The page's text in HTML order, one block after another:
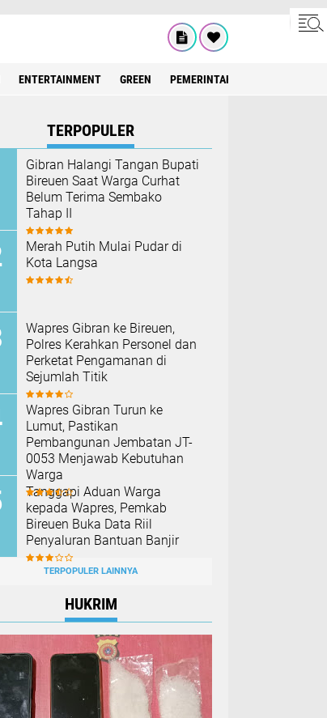
ENTERTAINMENT GREEN PEMERINTAH ACEH
TERPOPULER
Gibran Halangi Tangan Bupati
Bireuen Saat Warga Curhat
Belum Terima Sembako
Tahap II
Merah Putih Mulai Pudar di
Kota Langsa
Wapres Gibran ke Bireuen,
Polres Kerahkan Personel dan
Perketat Pengamanan di
Sejumlah Titik
Wapres Gibran Turun ke
Lumut, Pastikan
Pembangunan Jembatan JT-
0053 Menjawab Kebutuhan
Warga
Tanggapi Aduan Warga
kepada Wapres, Pemkab
Bireuen Buka Data Riil
Penyaluran Bantuan Banjir
TERPOPULER LAINNYA
HUKRIM